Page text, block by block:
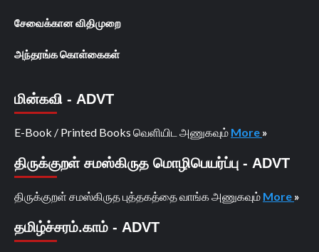
சேவைக்கான விதிமுறை
அந்தரங்க கொள்கைகள்
மின்கவி - ADVT
E-Book / Printed Books வெளியிட அணுகவும் More »
திருக்குறள் சமஸ்கிருத மொழிபெயர்ப்பு - ADVT
திருக்குறள் சமஸ்கிருத புத்தகத்தை வாங்க அணுகவும் More »
தமிழ்ச்சரம்.காம் - ADVT